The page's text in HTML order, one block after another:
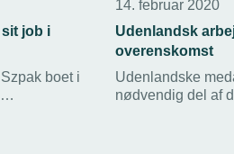
sit job i
boet i
14. februar 2020
Udenlandsk
overenskomst
Udenlandske
nødvendig del af